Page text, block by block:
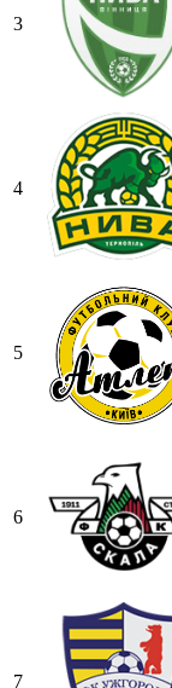
3
4
5
6
7